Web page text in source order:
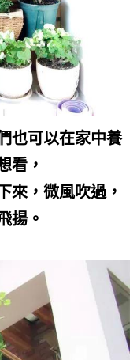
也可以在家中養
看，
來，微風吹過，
揚。